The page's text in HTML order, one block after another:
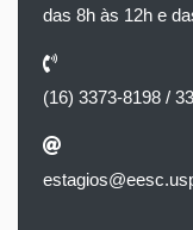
das 8h às 12h e
(16) 3373-8198 /